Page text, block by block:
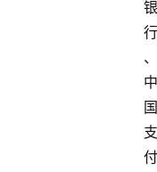
银
行
、
中
国
支
付